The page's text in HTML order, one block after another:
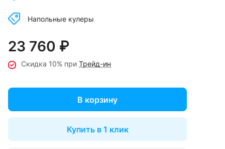
Напольные кулеры
23 760 ₽
Скидка 10% при Трейд-ин
В корзину
Купить в 1 клик